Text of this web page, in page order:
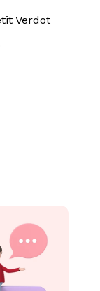
Verdot
Tinto
Gascón